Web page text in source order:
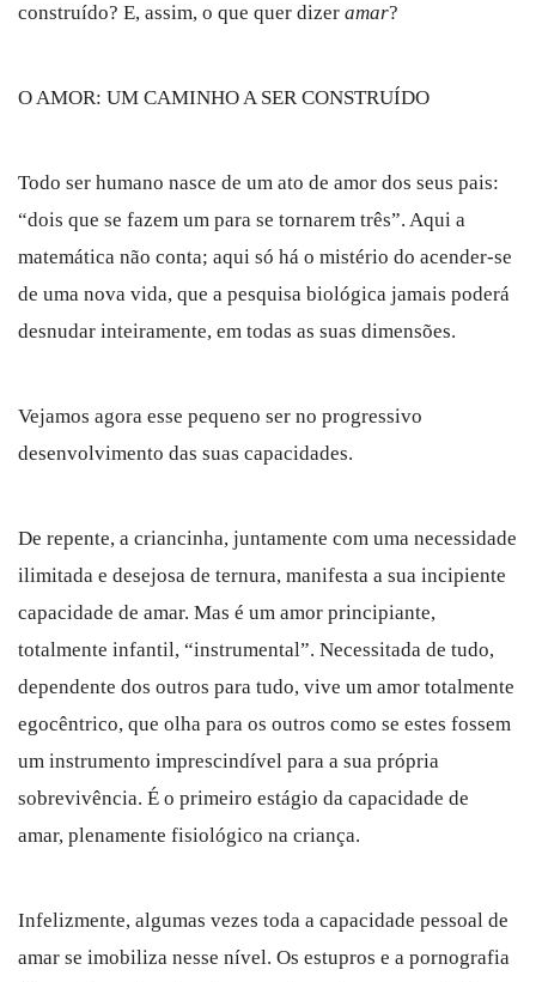
construído? E, assim, o que quer dizer amar?
O AMOR: UM CAMINHO A SER CONSTRUÍDO
Todo ser humano nasce de um ato de amor dos seus pais:
“dois que se fazem um para se tornarem três”. Aqui a
matemática não conta; aqui só há o mistério do acender-se
de uma nova vida, que a pesquisa biológica jamais poderá
desnudar inteiramente, em todas as suas dimensões.
Vejamos agora esse pequeno ser no progressivo
desenvolvimento das suas capacidades.
De repente, a criancinha, juntamente com uma necessidade
ilimitada e desejosa de ternura, manifesta a sua incipiente
capacidade de amar. Mas é um amor principiante,
totalmente infantil, “instrumental”. Necessitada de tudo,
dependente dos outros para tudo, vive um amor totalmente
egocêntrico, que olha para os outros como se estes fossem
um instrumento imprescindível para a sua própria
sobrevivência. É o primeiro estágio da capacidade de
amar, plenamente fisiológico na criança.
Infelizmente, algumas vezes toda a capacidade pessoal de
amar se imobiliza nesse nível. Os estupros e a pornografia